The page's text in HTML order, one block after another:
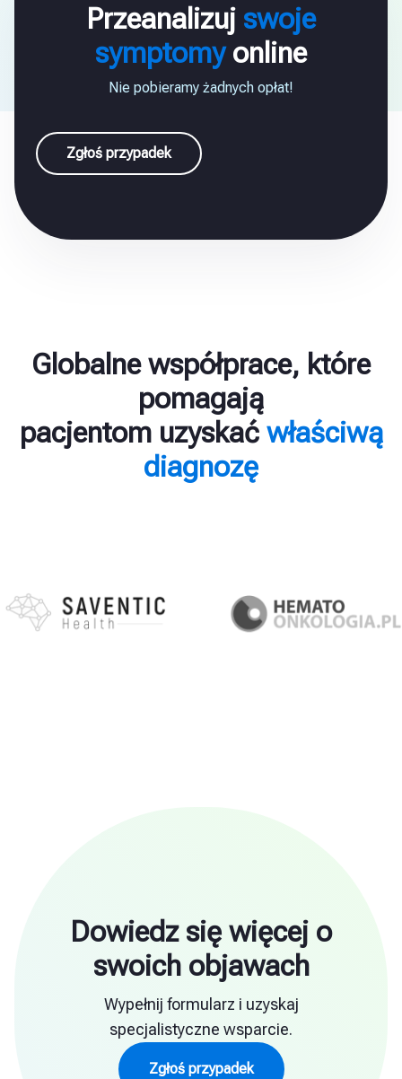
Przeanalizuj swoje
symptomyonline
Nie pobieramy żadnych opłat!
Zgłoś przypadek
Globalne współprace, które
pomagają
pacjentom uzyskać właściwą
diagnozę
Dowiedz się więcej o
swoich objawach
Wypełnij formularz i uzyskaj
specjalistyczne wsparcie.
Zgłoś przypadek